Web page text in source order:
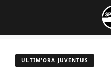
contenuto
ULTIM'ORA JUVENTUS